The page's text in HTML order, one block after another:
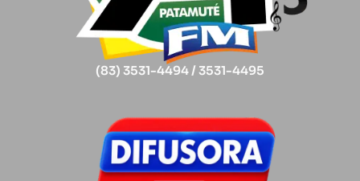
(83) 3531-4494 / 3531-4495